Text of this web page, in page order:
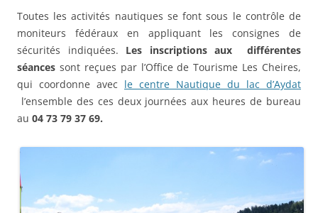
Toutes les activités nautiques se font sous le contrôle de
moniteurs fédéraux en appliquant les consignes de
sécurités indiquées. Les inscriptions aux différentes
séances sont reçues par l’Office de Tourisme Les Cheires,
qui coordonne avec le centre Nautique du lac d’Aydat
l’ensemble des ces deux journées aux heures de bureau
au 04 73 79 37 69.